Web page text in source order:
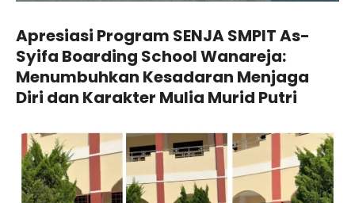
Apresiasi Program SENJA SMPIT As-
Syifa Boarding School Wanareja:
Menumbuhkan Kesadaran Menjaga
Diri dan Karakter Mulia Murid Putri